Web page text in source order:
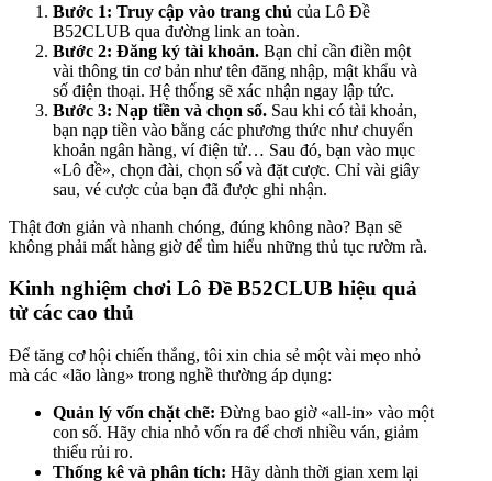
Bước 1: Truy cập vào trang chủ của Lô Đề
B52CLUB qua đường link an toàn.
Bước 2: Đăng ký tài khoản. Bạn chỉ cần điền một
vài thông tin cơ bản như tên đăng nhập, mật khẩu và
số điện thoại. Hệ thống sẽ xác nhận ngay lập tức.
Bước 3: Nạp tiền và chọn số. Sau khi có tài khoản,
bạn nạp tiền vào bằng các phương thức như chuyển
khoản ngân hàng, ví điện tử… Sau đó, bạn vào mục
«Lô đề», chọn đài, chọn số và đặt cược. Chỉ vài giây
sau, vé cược của bạn đã được ghi nhận.
Thật đơn giản và nhanh chóng, đúng không nào? Bạn sẽ
không phải mất hàng giờ để tìm hiểu những thủ tục rườm rà.
Kinh nghiệm chơi Lô Đề B52CLUB hiệu quả
từ các cao thủ
Để tăng cơ hội chiến thắng, tôi xin chia sẻ một vài mẹo nhỏ
mà các «lão làng» trong nghề thường áp dụng:
Quản lý vốn chặt chẽ: Đừng bao giờ «all-in» vào một
con số. Hãy chia nhỏ vốn ra để chơi nhiều ván, giảm
thiểu rủi ro.
Thống kê và phân tích: Hãy dành thời gian xem lại